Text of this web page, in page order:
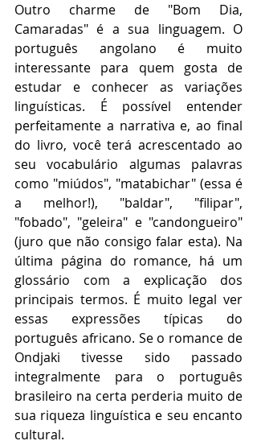
Outro charme de "Bom Dia,
Camaradas" é a sua linguagem. O
português angolano é muito
interessante para quem gosta de
estudar e conhecer as variações
linguísticas. É possível entender
perfeitamente a narrativa e, ao final
do livro, você terá acrescentado ao
seu vocabulário algumas palavras
como "miúdos", "matabichar" (essa é
a melhor!), "baldar", "filipar",
"fobado", "geleira" e "candongueiro"
(juro que não consigo falar esta). Na
última página do romance, há um
glossário com a explicação dos
principais termos. É muito legal ver
essas expressões típicas do
português africano. Se o romance de
Ondjaki tivesse sido passado
integralmente para o português
brasileiro na certa perderia muito de
sua riqueza linguística e seu encanto
cultural.